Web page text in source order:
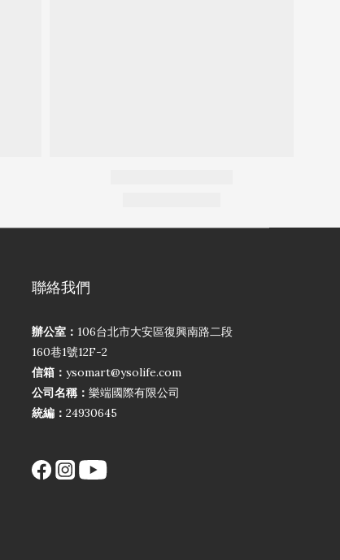
聯絡我們
辦公室： 106台北市大安區復興南路二段
160巷1號12F-2
信箱： ysomart@ysolife.com
公司名稱： 樂端國際有限公司
統編： 24930645